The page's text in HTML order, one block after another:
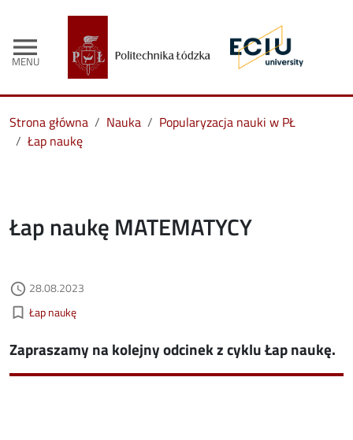
menu
MENU
Strona główna Nauka
Popularyzacja nauki w PŁ
Łap naukę
Łap naukę MATEMATYCY
access_time Data dodania
28.08.2023
bookmark_border Kategorie aktualności
Łap naukę
Zapraszamy na kolejny odcinek z cyklu Łap naukę.